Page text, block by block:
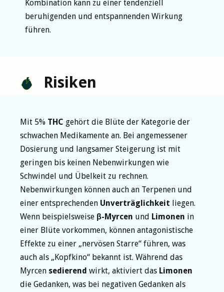
Kombination kann zu einer tendenziell
beruhigenden und entspannenden Wirkung
führen.
Risiken
Mit 5% THC gehört die Blüte der Kategorie der
schwachen Medikamente an. Bei angemessener
Dosierung und langsamer Steigerung ist mit
geringen bis keinen Nebenwirkungen wie
Schwindel und Übelkeit zu rechnen.
Nebenwirkungen können auch an Terpenen und
einer entsprechenden Unverträglichkeit liegen.
Wenn beispielsweise β-Myrcen und Limonen in
einer Blüte vorkommen, können antagonistische
Effekte zu einer „nervösen Starre“ führen, was
auch als „Kopfkino“ bekannt ist. Während das
Myrcen sedierend wirkt, aktiviert das Limonen
die Gedanken, was bei negativen Gedanken als